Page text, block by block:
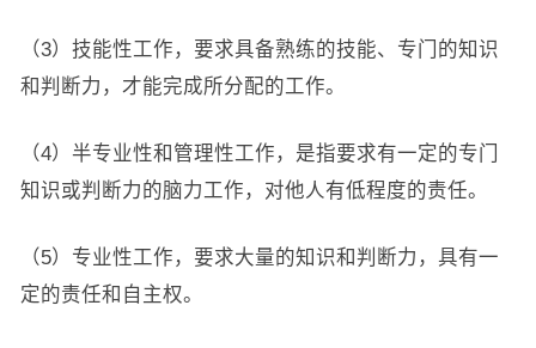
（3）技能性工作，要求具备熟练的技能、专门的知识
和判断力，才能完成所分配的工作。
（4）半专业性和管理性工作，是指要求有一定的专门
知识或判断力的脑力工作，对他人有低程度的责任。
（5）专业性工作，要求大量的知识和判断力，具有一
定的责任和自主权。